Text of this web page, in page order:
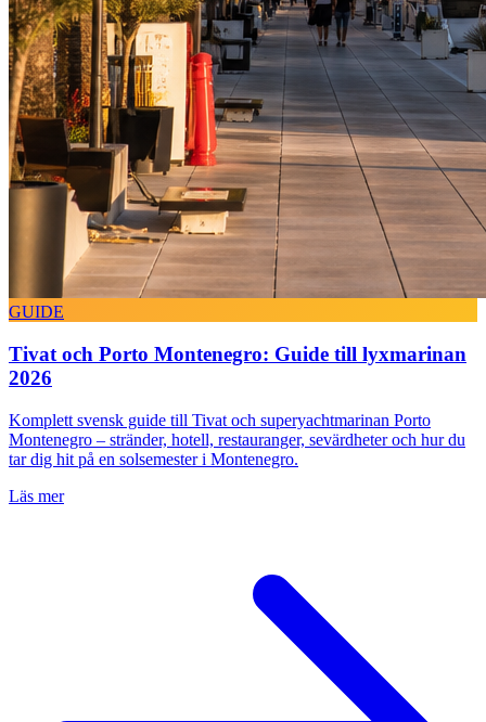
GUIDE
Tivat och Porto Montenegro: Guide till lyxmarinan
2026
Komplett svensk guide till Tivat och superyachtmarinan Porto
Montenegro – stränder, hotell, restauranger, sevärdheter och hur du
tar dig hit på en solsemester i Montenegro.
Läs mer